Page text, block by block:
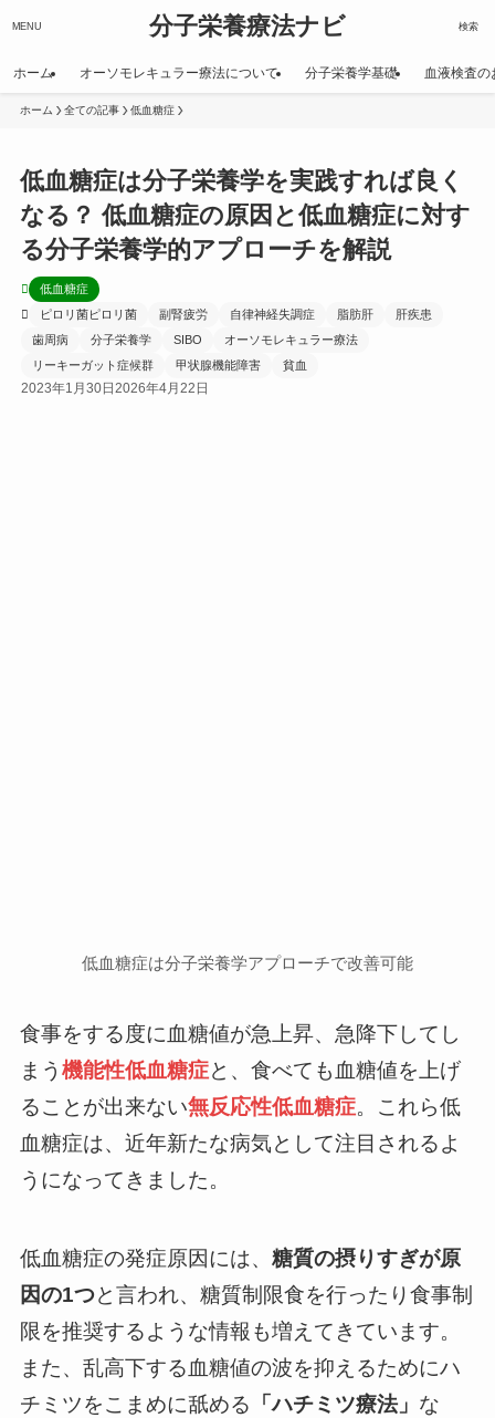
分子栄養療法ナビ 検索
MENU
ホーム オーソモレキュラー療法について 分子栄養学基礎 血液検査の
ホーム 全ての記事 低血糖症
低血糖症は分子栄養学を実践すれば良く
なる？ 低血糖症の原因と低血糖症に対す
る分子栄養学的アプローチを解説
低血糖症
ピロリ菌ピロリ菌
副腎疲労 自律神経失調症 脂肪肝
肝疾患
歯周病
分子栄養学 SIBO
オーソモレキュラー療法
リーキーガット症候群
甲状腺機能障害 貧血
2023年1月30日 2026年4月22日
低血糖症は分子栄養学アプローチで改善可能
食事をする度に血糖値が急上昇、急降下してし
まう 機能性低血糖症と、食べても血糖値を上げ
ることが出来ない無反応性低血糖症。これら低
血糖症は、近年新たな病気として注目されるよ
うになってきました。
低血糖症の発症原因には、 糖質の摂りすぎが原
因の1つと言われ、糖質制限食を行ったり食事制
限を推奨するような情報も増えてきています。
また、乱高下する血糖値の波を抑えるためにハ
チミツをこまめに舐める 「ハチミツ療法」 な